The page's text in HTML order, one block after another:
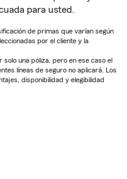
para usted.
de primas que varían según
por el cliente y la
una póliza, pero en ese caso el
líneas de seguro no aplicará. Los
disponibilidad y elegibilidad